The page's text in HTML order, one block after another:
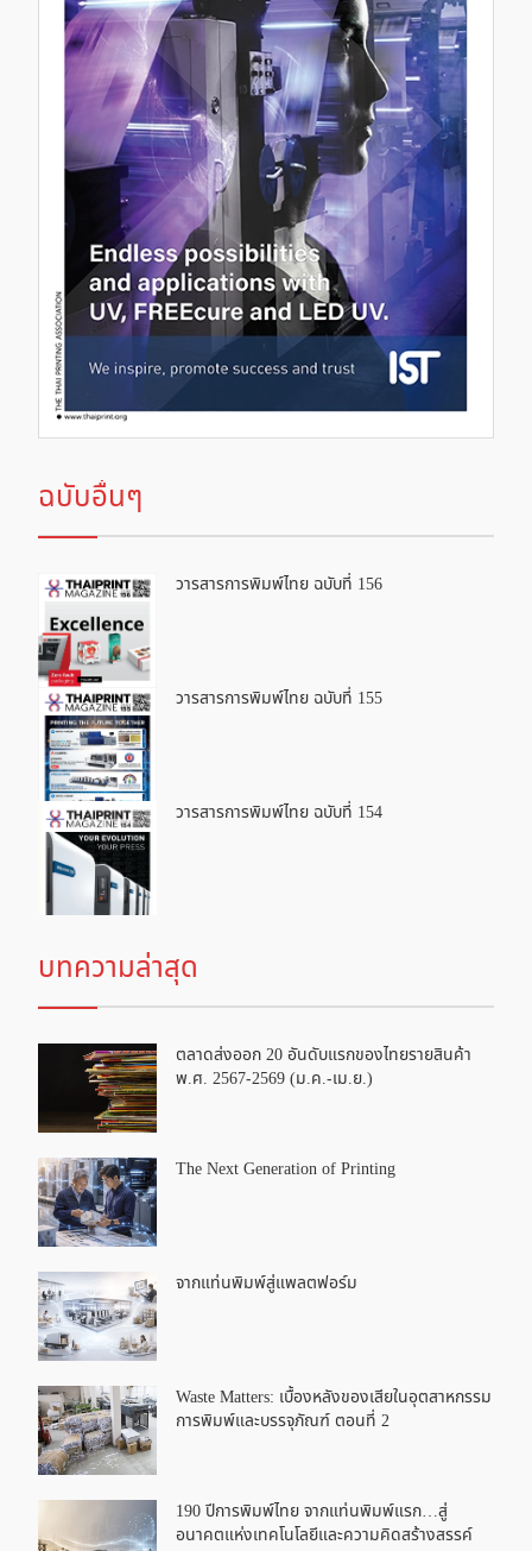
ฉบับอื่นๆ
วารสารการพิมพ์ไทย ฉบับที่ 156
วารสารการพิมพ์ไทย ฉบับที่ 155
วารสารการพิมพ์ไทย ฉบับที่ 154
บทความล่าสุด
ตลาดส่งออก 20 อันดับแรกของไทยรายสินค้า
พ.ศ. 2567-2569 (ม.ค.-เม.ย.)
The Next Generation of Printing
จากแท่นพิมพ์สู่แพลตฟอร์ม
Waste Matters: เบื้องหลังของเสียในอุตสาหกรรม
การพิมพ์และบรรจุภัณฑ์ ตอนที่ 2
190 ปีการพิมพ์ไทย จากแท่นพิมพ์แรก…สู่
อนาคตแห่งเทคโนโลยีและความคิดสร้างสรรค์